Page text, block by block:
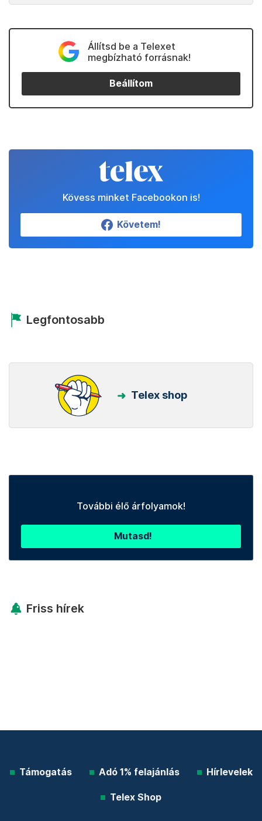
Állítsd be a Telexet
megbízható forrásnak!
Beállítom
Kövess minket Facebookon is!
Követem!
Legfontosabb
Telex shop
További élő árfolyamok!
Mutasd!
Friss hírek
Támogatás Adó 1% felajánlás Hírlevelek
Telex Shop